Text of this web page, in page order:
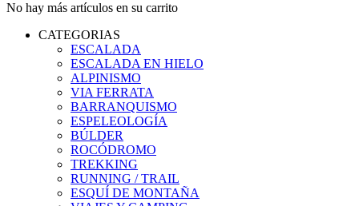
No hay más artículos en su carrito
CATEGORIAS
ESCALADA
ESCALADA EN HIELO
ALPINISMO
VIA FERRATA
BARRANQUISMO
ESPELEOLOGÍA
BÚLDER
ROCÓDROMO
TREKKING
RUNNING / TRAIL
ESQUÍ DE MONTAÑA